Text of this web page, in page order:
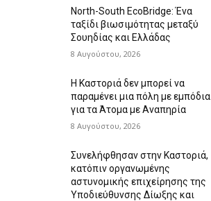
North-South EcoBridge: Ένα
ταξίδι βιωσιμότητας μεταξύ
Σουηδίας και Ελλάδας
8 Αυγούστου, 2026
Η Καστοριά δεν μπορεί να
παραμένει μια πόλη με εμπόδια
για τα Άτομα με Αναπηρία
8 Αυγούστου, 2026
Συνελήφθησαν στην Καστοριά,
κατόπιν οργανωμένης
αστυνομικής επιχείρησης της
Υποδιεύθυνσης Δίωξης και